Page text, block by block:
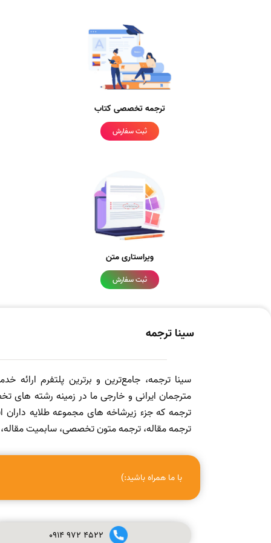
ترجمه تخصصی کتاب
ثبت سفارش
ویراستاری متن
ثبت سفارش
سینا ترجمه
سینا ترجمه، جامع‌ترین و برترین پلتفرم ارائه
مترجمان ایرانی و خارجی ما در زمینه رشته های
ترجمه که جزء زیرشاخه های مجموعه طلایه
ترجمه مقاله، ترجمه متون تخصصی، سابمیت مقاله،
با ما همراه باشید:)
0914972 4522